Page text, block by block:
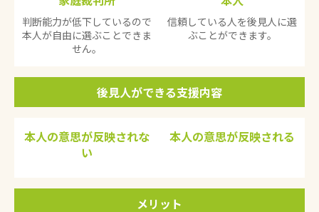
判断能力が低下しているので
本人が自由に選ぶことできま
せん。
信頼している人を後見人に選
ぶことができます。
後見人ができる支援内容
本人の意思が反映されな
い
本人の意思が反映される
メリット